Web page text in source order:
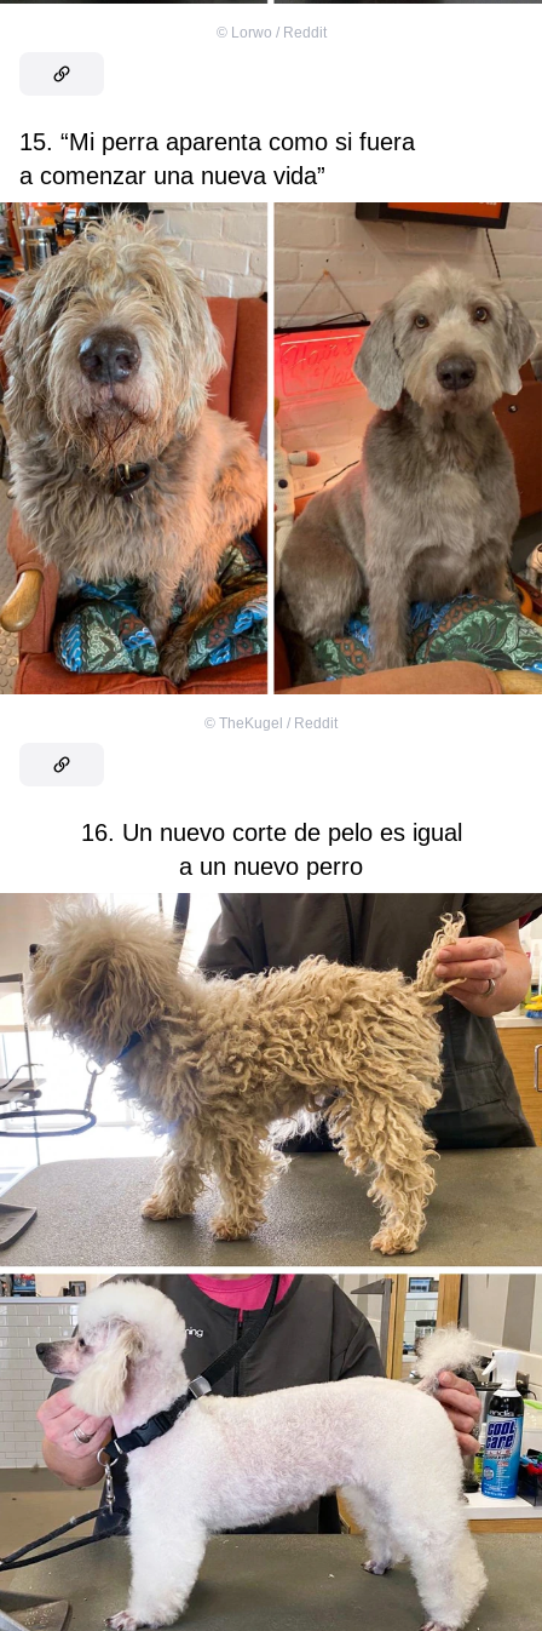
© Lorwo / Reddit
15. “Mi perra aparenta como si fuera
a comenzar una nueva vida”
© TheKugel / Reddit
16. Un nuevo corte de pelo es igual
a un nuevo perro